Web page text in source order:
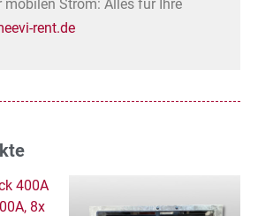
mobilen Strom: Alles für Ihre
rent.de